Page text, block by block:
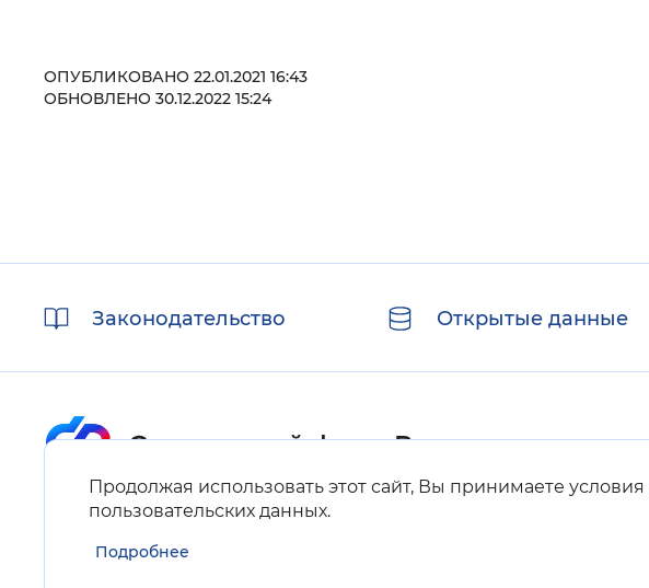
ОПУБЛИКОВАНО 22.01.2021 16:43
ОБНОВЛЕНО 30.12.2022 15:24
Продолжая использовать этот сайт, Вы принимаете условия
пользовательских данных.
Подробнее
ссылкиЗаконодательство Открытые данные
Карта сайта
Нашли ошибку на сайте?